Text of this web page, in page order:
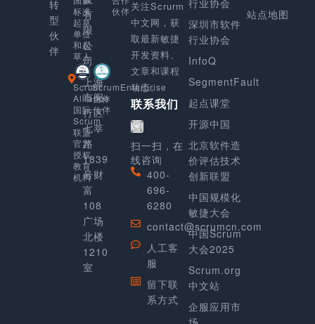
转
型
伙
伴
有
限
公
司
上海
市闵
行区
七莘
路
1839
号财
富
108
广场
北楼
1210
室
标准
起草
单位
和起
草人
伙伴
Scrum
Alliance
国际
Scrum
联盟
官方
授权
教育
机构
ScrumEnterprise
合作
伙伴
关注Scrurm
中文网，获
取最新敏捷
开发资料、
文章和课程
动态。
联系我们
扫一扫，在
线咨询
400-
696-
6280
contact@scrumcn.com
人工客
服
留下联
系方式
深圳市软件
行业协会
InfoQ
SegmentFault
起点课堂
开源中国
北京软件造
价评估技术
创新联盟
中国规模化
敏捷大会
中国Scrum
大会2025
Scrum.org
中文站
企服应用市
站点地图